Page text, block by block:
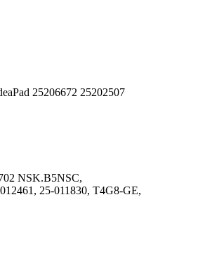
25206672 25202507
NSK.B5NSC,
25-011830, T4G8-GE,